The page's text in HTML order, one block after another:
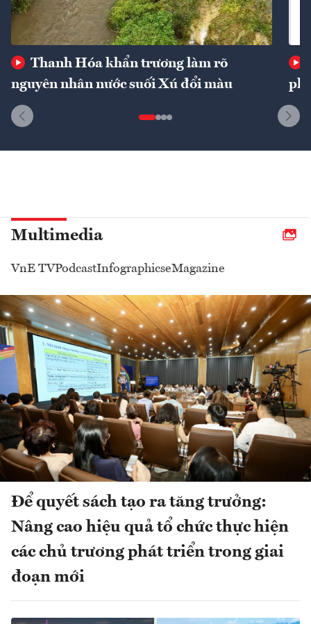
Thanh Hóa khẩn trương làm rõ
nguyên nhân nước suối Xú đổi màu
phí
Multimedia
VnE TVPodcastInfographicseMagazine
Để quyết sách tạo ra tăng trưởng:
Nâng cao hiệu quả tổ chức thực hiện
các chủ trương phát triển trong giai
đoạn mới